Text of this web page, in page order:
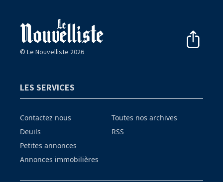
© Le Nouvelliste 2026
LES SERVICES
Contactez nous
Deuils
Petites annonces
Annonces immobilières
Toutes nos archives
RSS